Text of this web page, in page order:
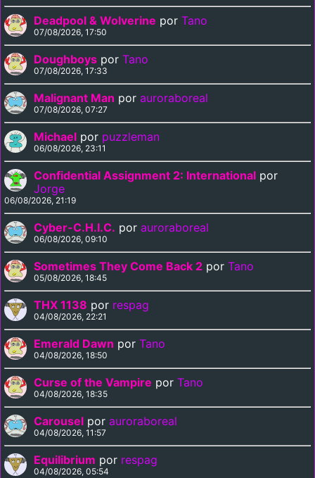
Deadpool & Wolverine por Tano
07/08/2026, 17:50
Doughboys por Tano
07/08/2026, 17:33
Malignant Man por auroraboreal
07/08/2026, 07:27
Michael por puzzleman
06/08/2026, 23:11
Confidential Assignment 2: International por
Jorge
06/08/2026, 21:19
Cyber-C.H.I.C. por auroraboreal
06/08/2026, 09:10
Sometimes They Come Back 2 por Tano
05/08/2026, 18:45
THX 1138 por respag
04/08/2026, 22:21
Emerald Dawn por Tano
04/08/2026, 18:50
Curse of the Vampire por Tano
04/08/2026, 18:35
Carousel por auroraboreal
04/08/2026, 11:57
Equilibrium por respag
04/08/2026, 05:54